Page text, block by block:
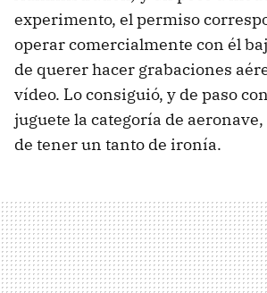
experimento, el permiso
operar comercialmente con él
de querer hacer grabaciones
vídeo. Lo consiguió, y de paso
juguete la categoría de
de tener un tanto de ironía.